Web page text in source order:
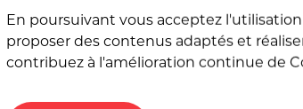
En poursuivant vous acceptez
proposer des contenus adaptés et
contribuez à l'amélioration continue de
en France et